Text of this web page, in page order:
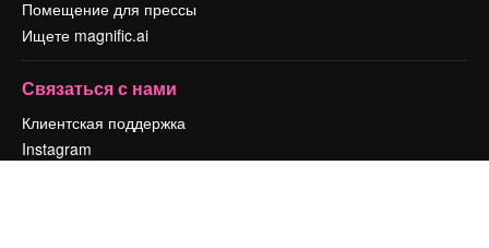
Помещение для прессы
Ищете magnific.ai
Связаться с нами
Клиентская поддержка
Instagram